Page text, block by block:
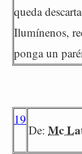
queda
Ilumínenos,
ponga un
19
De: Mc